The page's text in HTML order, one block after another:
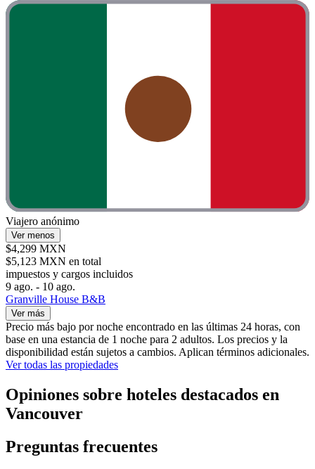
Viajero anónimo
Ver menos
$4,299 MXN
$5,123 MXN en total
impuestos y cargos incluidos
9 ago. - 10 ago.
Granville House B&B
Ver más
Precio más bajo por noche encontrado en las últimas 24 horas, con
base en una estancia de 1 noche para 2 adultos. Los precios y la
disponibilidad están sujetos a cambios. Aplican términos adicionales.
Ver todas las propiedades
Opiniones sobre hoteles destacados en
Vancouver
Preguntas frecuentes